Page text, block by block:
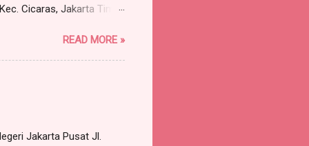
Cicaras, Jakarta Timur
Para Advokat, berkantor
saya cabut kuasa/surat
READ MORE »
Jakarta Pusat Jl.